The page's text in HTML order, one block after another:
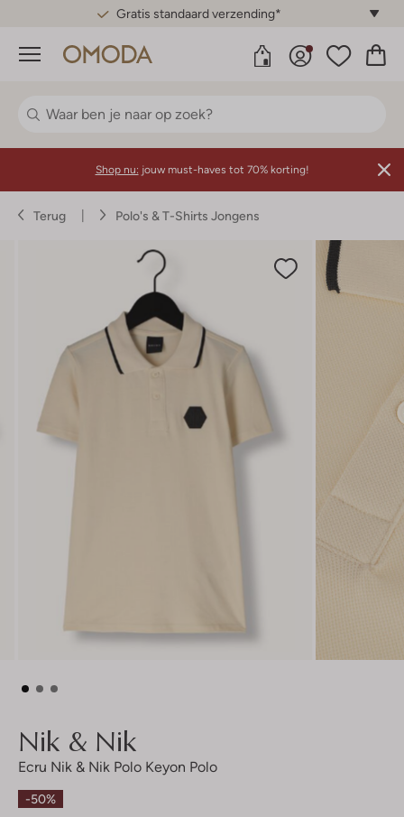
Gratis standaard verzending*
Menu
Shop nu: jouw must-haves tot 70% korting!
Terug Polo's & T-Shirts Jongens
Nik & Nik
Ecru Nik & Nik Polo Keyon Polo
-50%